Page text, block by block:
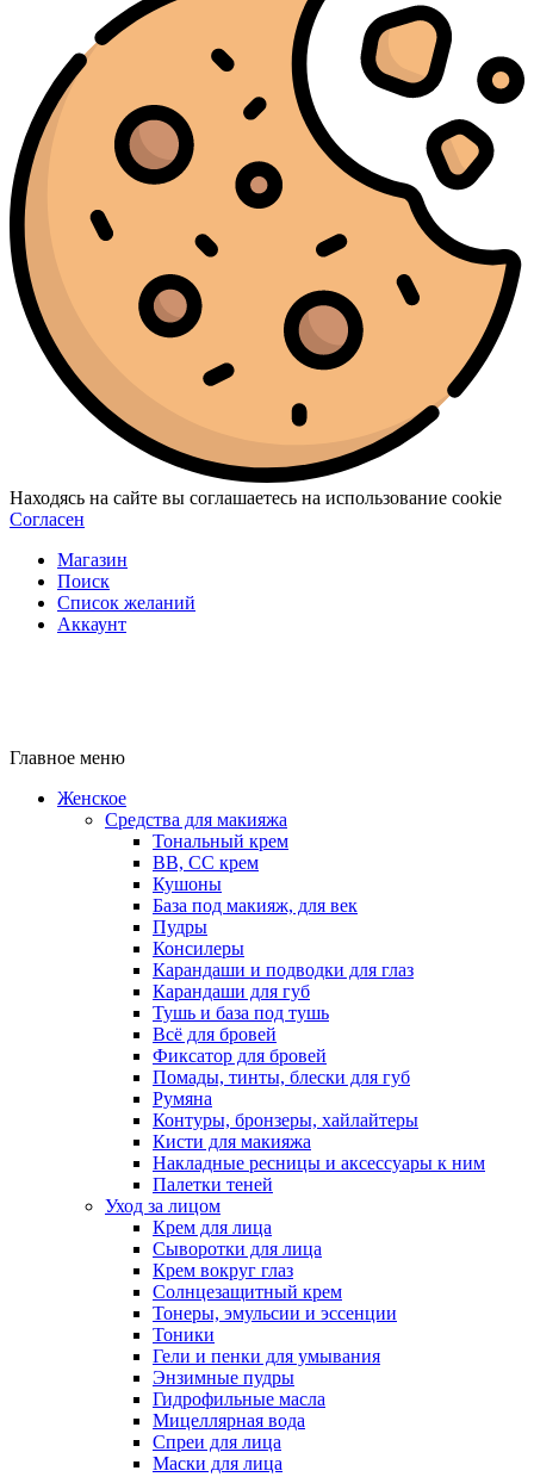
Находясь на сайте вы соглашаетесь на использование cookie
Согласен
Магазин
Поиск
Список желаний
Аккаунт
Главное меню
Женское
Средства для макияжа
Тональный крем
BB, CC крем
Кушоны
База под макияж, для век
Пудры
Консилеры
Карандаши и подводки для глаз
Карандаши для губ
Тушь и база под тушь
Всё для бровей
Фиксатор для бровей
Помады, тинты, блески для губ
Румяна
Контуры, бронзеры, хайлайтеры
Кисти для макияжа
Накладные ресницы и аксессуары к ним
Палетки теней
Уход за лицом
Крем для лица
Сыворотки для лица
Крем вокруг глаз
Солнцезащитный крем
Тонеры, эмульсии и эссенции
Тоники
Гели и пенки для умывания
Энзимные пудры
Гидрофильные масла
Мицеллярная вода
Спреи для лица
Маски для лица